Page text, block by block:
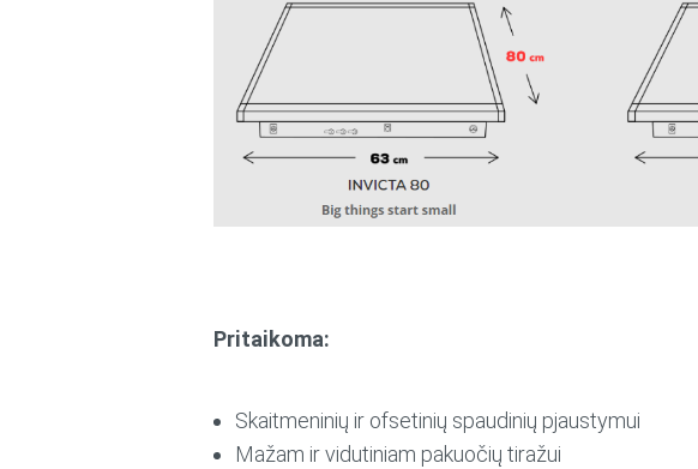
Pritaikoma:
Skaitmeninių ir ofsetinių spaudinių pjaustymui
Mažam ir vidutiniam pakuočių tiražui